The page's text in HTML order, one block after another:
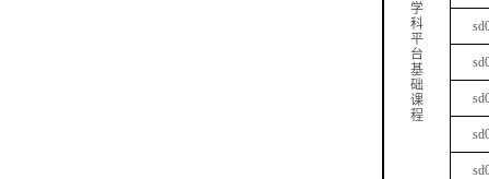
学
科
平
台
基
础
课
程